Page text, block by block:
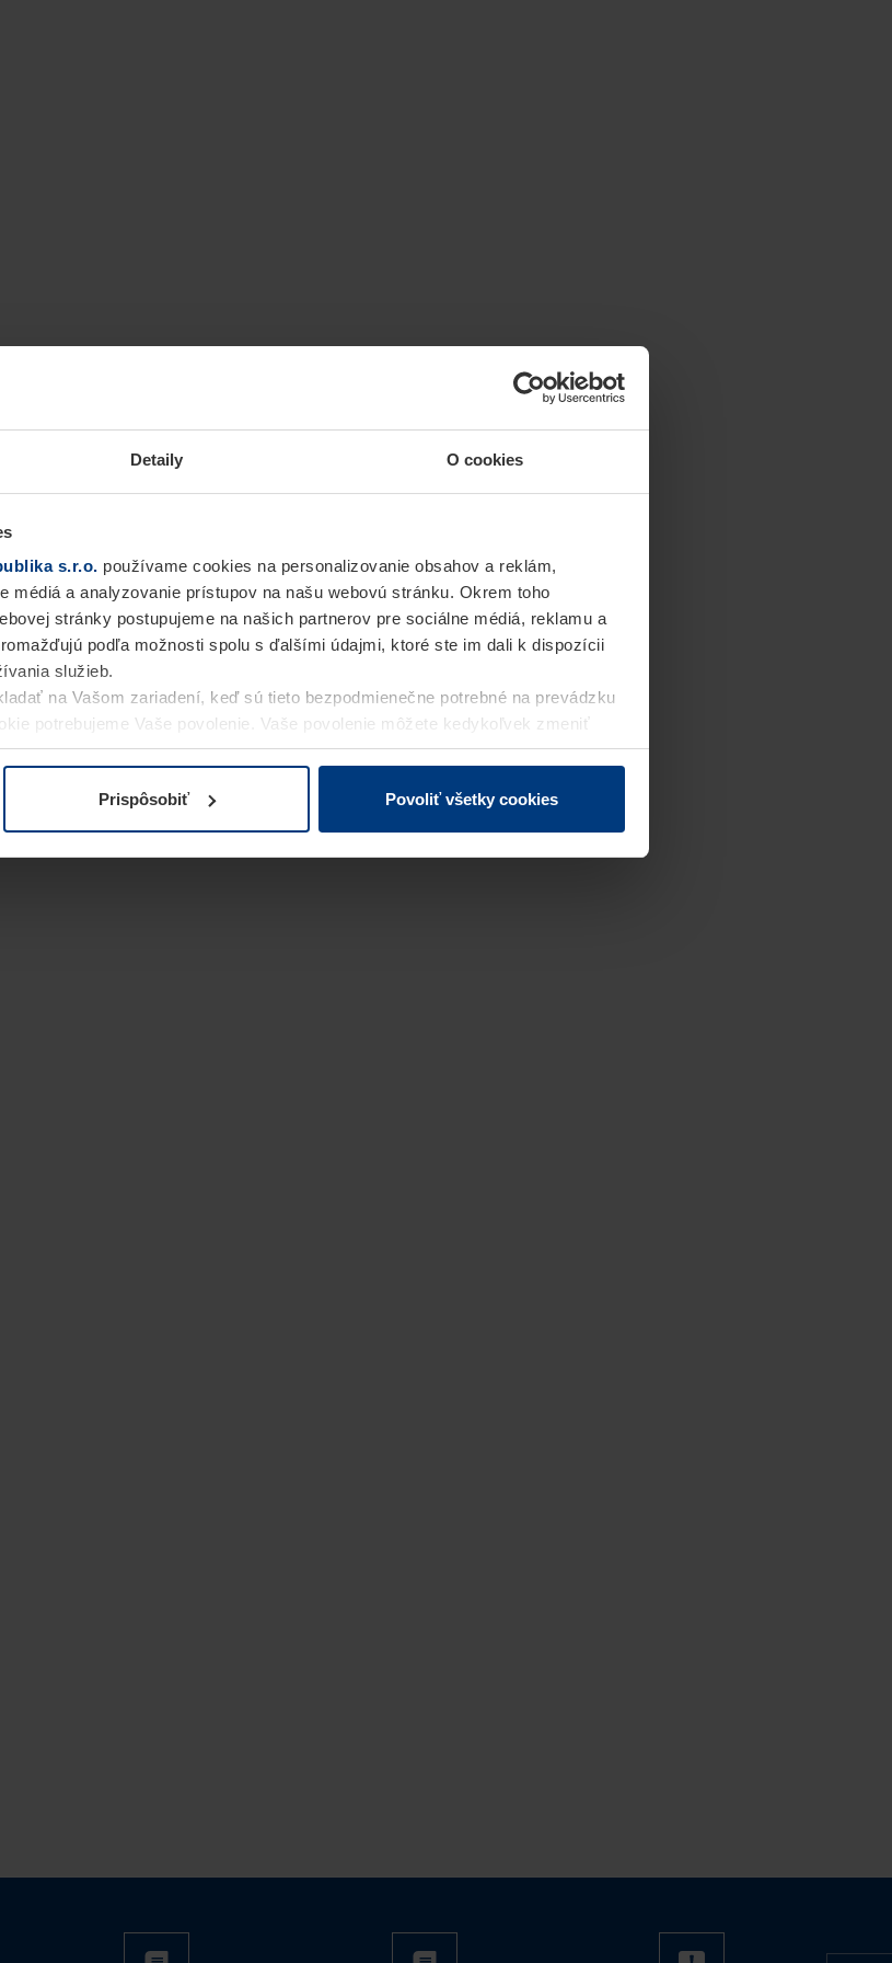
Detaily O cookies
s.r.o. používame cookies na personalizovanie obsahov a reklám,
médiá a analyzovanie prístupov na našu webovú stránku. Okrem toho
stránky postupujeme na našich partnerov pre sociálne médiá, reklamu a
podľa možnosti spolu s ďalšími údajmi, ktoré ste im dali k dispozícii
služieb.
na Vašom zariadení, keď sú tieto bezpodmienečne potrebné na prevádzku
potrebujeme Vaše povolenie. Vaše povolenie môžete kedykoľvek zmeniť
Vyhlásenie o ochrane osobných údajovnašej webovej stránky.
Prispôsobiť Povoliť všetky cookies